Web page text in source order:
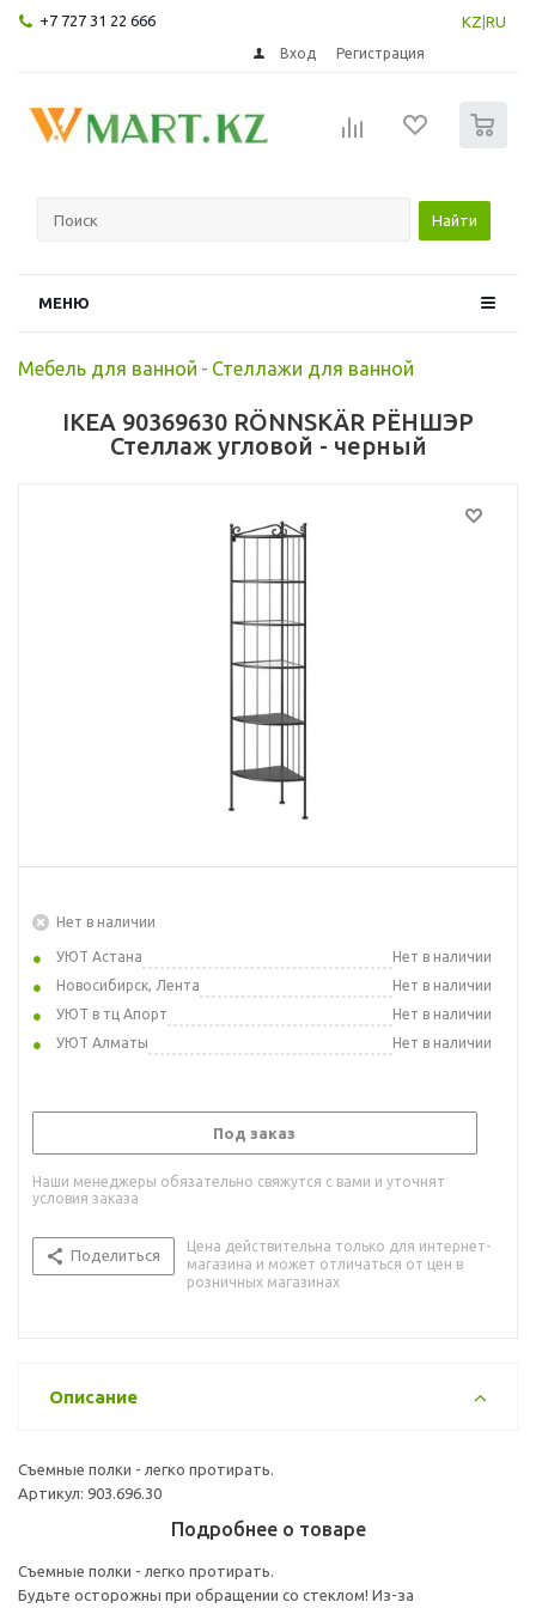
+7 727 31 22 666 KZ RU
Вход Регистрация
Найти
МЕНЮ
Мебель для ванной - Стеллажи для ванной
IKEA 90369630 RÖNNSKÄR РЁНШЭР
Стеллаж угловой - черный
Нет в наличии
УЮТ Астана
Нет в наличии
Новосибирск, Лента
Нет в наличии
УЮТ в тц Апорт
Нет в наличии
УЮТ Алматы
Нет в наличии
Под заказ
Наши менеджеры обязательно свяжутся с вами и уточнят
условия заказа
Поделиться
Цена действительна только для интернет-
магазина и может отличаться от цен в
розничных магазинах
Описание
Съемные полки - легко протирать.
Артикул: 903.696.30
Подробнее о товаре
Съемные полки - легко протирать.
Будьте осторожны при обращении со стеклом! Из-за